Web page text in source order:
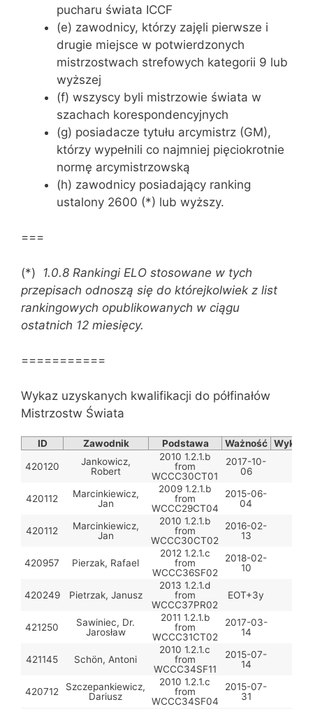
pucharu świata ICCF
(e) zawodnicy, którzy zajęli pierwsze i
drugie miejsce w potwierdzonych
mistrzostwach strefowych kategorii 9 lub
wyższej
(f) wszyscy byli mistrzowie świata w
szachach korespondencyjnych
(g) posiadacze tytułu arcymistrz (GM),
którzy wypełnili co najmniej pięciokrotnie
normę arcymistrzowską
(h) zawodnicy posiadający ranking
ustalony 2600 (*) lub wyższy.
===
(*) 1.0.8 Rankingi ELO stosowane w tych
przepisach odnoszą się do którejkolwiek z list
rankingowych opublikowanych w ciągu
ostatnich 12 miesięcy.
===========
Wykaz uzyskanych kwalifikacji do półfinałów
Mistrzostw Świata
ID Zawodnik Podstawa Ważność
420120
Jankowicz,
Robert
2010 1.2.1.b
from
WCCC30CT01
2017-10-
06
420112
Marcinkiewicz,
Jan
2009 1.2.1.b
from
WCCC29CT04
2015-06-
04
420112
Marcinkiewicz,
Jan
2010 1.2.1.b
from
WCCC30CT02
2016-02-
13
420957 Pierzak, Rafael
2012 1.2.1.c
from
WCCC36SF02
2018-02-
10
420249 Pietrzak, Janusz
2013 1.2.1.d
from
WCCC37PR02
EOT+3y
421250
Sawiniec, Dr.
Jarosław
2011 1.2.1.b
from
WCCC31CT02
2017-03-
14
421145 Schön, Antoni
2010 1.2.1.c
from
WCCC34SF11
2015-07-
14
420712
Szczepankiewicz,
Dariusz
2010 1.2.1.c
from
WCCC34SF04
2015-07-
31